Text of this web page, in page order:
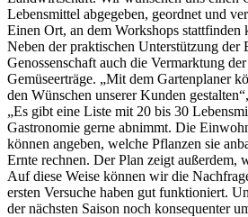
Lebensmittel abgegeben, geordnet und
Einen Ort, an dem Workshops stattfinden
Neben der praktischen Unterstützung der
Genossenschaft auch die Vermarktung
Gemüseerträge. „Mit dem Gartenplaner
den Wünschen unserer Kunden
„Es gibt eine Liste mit 20 bis 30
Gastronomie gerne abnimmt. Die
können angeben, welche Pflanzen sie
Ernte rechnen. Der Plan zeigt außerdem,
Auf diese Weise können wir die
ersten Versuche haben gut funktioniert.
der nächsten Saison noch konsequenter